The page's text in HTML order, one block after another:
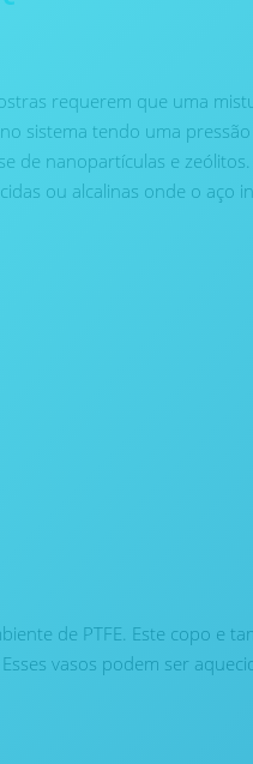
requerem que uma
sistema tendo uma
de nanopartículas e
ou alcalinas onde o aço
de PTFE. Este copo e
vasos podem ser